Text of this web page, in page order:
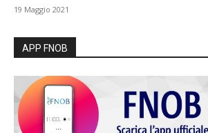
19 Maggio 2021
APP FNOB